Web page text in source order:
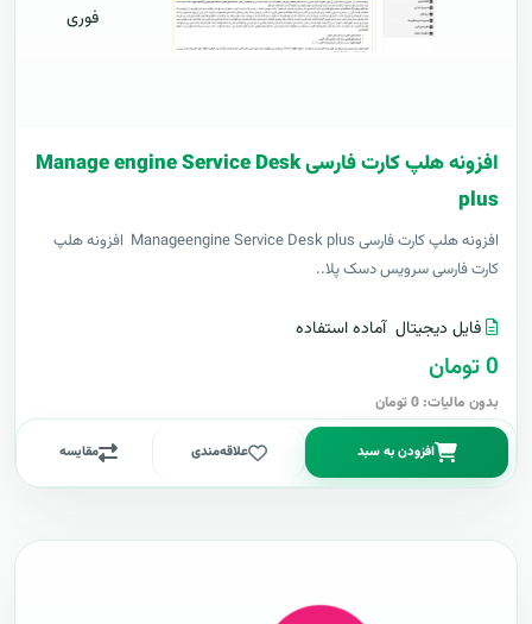
فوری
افزونه هلپ کارت فارسی Manage engine Service Desk
plus
افزونه هلپ کارت فارسی Manageengine Service Desk plus افزونه هلپ
کارت فارسی سرویس دسک پلا..
فایل دیجیتال آماده استفاده
0 تومان
بدون مالیات: 0 تومان
افزودن به سبد علاقه‌مندی مقایسه